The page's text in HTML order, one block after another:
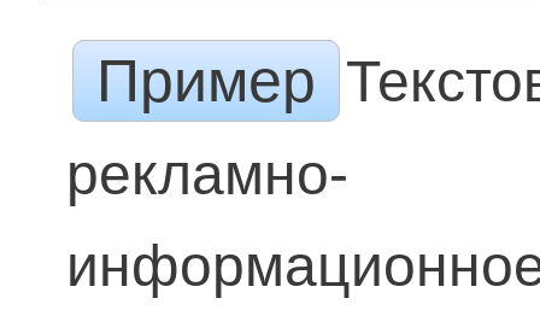
Пример
рекламно-